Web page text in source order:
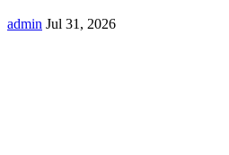
admin Jul 31, 2026